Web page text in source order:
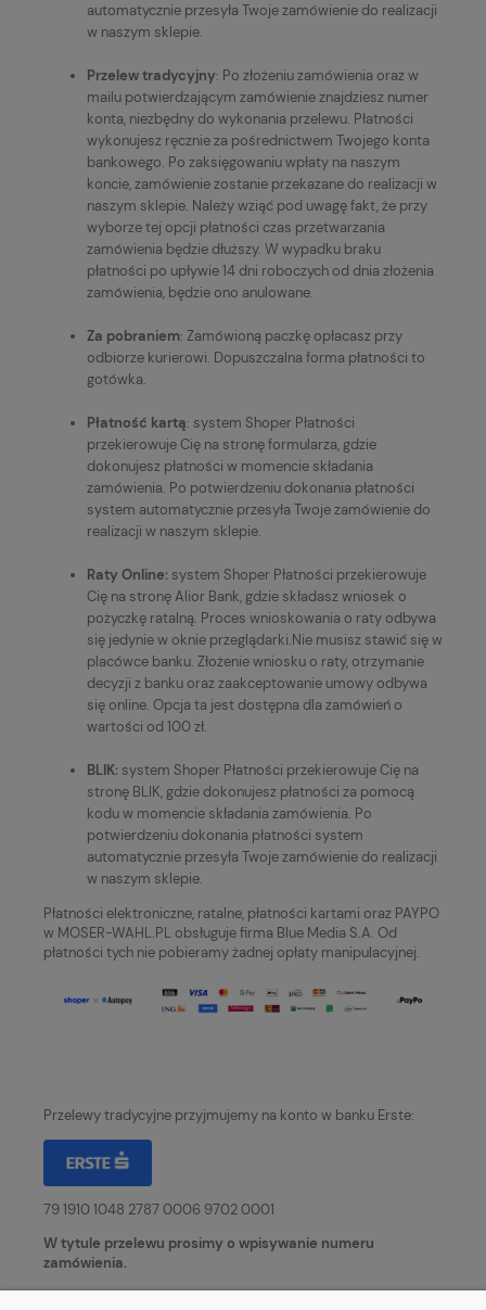
automatycznie przesyła Twoje zamówienie do realizacji
w naszym sklepie.
Przelew tradycyjny: Po złożeniu zamówienia oraz w
mailu potwierdzającym zamówienie znajdziesz numer
konta, niezbędny do wykonania przelewu. Płatności
wykonujesz ręcznie za pośrednictwem Twojego konta
bankowego. Po zaksięgowaniu wpłaty na naszym
koncie, zamówienie zostanie przekazane do realizacji w
naszym sklepie. Należy wziąć pod uwagę fakt, że przy
wyborze tej opcji płatności czas przetwarzania
zamówienia będzie dłuższy. W wypadku braku
płatności po upływie 14 dni roboczych od dnia złożenia
zamówienia, będzie ono anulowane.
Za pobraniem: Zamówioną paczkę opłacasz przy
odbiorze kurierowi. Dopuszczalna forma płatności to
gotówka.
Płatność kartą: system Shoper Płatności
przekierowuje Cię na stronę formularza, gdzie
dokonujesz płatności w momencie składania
zamówienia. Po potwierdzeniu dokonania płatności
system automatycznie przesyła Twoje zamówienie do
realizacji w naszym sklepie.
Raty Online: system Shoper Płatności przekierowuje
Cię na stronę Alior Bank, gdzie składasz wniosek o
pożyczkę ratalną. Proces wnioskowania o raty odbywa
się jedynie w oknie przeglądarki.Nie musisz stawić się w
placówce banku. Złożenie wniosku o raty, otrzymanie
decyzji z banku oraz zaakceptowanie umowy odbywa
się online. Opcja ta jest dostępna dla zamówień o
wartości od 100 zł.
BLIK: system Shoper Płatności przekierowuje Cię na
stronę BLIK, gdzie dokonujesz płatności za pomocą
kodu w momencie składania zamówienia. Po
potwierdzeniu dokonania płatności system
automatycznie przesyła Twoje zamówienie do realizacji
w naszym sklepie.
Płatności elektroniczne, ratalne, płatności kartami oraz PAYPO
w MOSER-WAHL.PL obsługuje firma Blue Media S.A. Od
płatności tych nie pobieramy żadnej opłaty manipulacyjnej.
Przelewy tradycyjne przyjmujemy na konto w banku Erste:
79 1910 1048 2787 0006 9702 0001
W tytule przelewu prosimy o wpisywanie numeru
zamówienia.
W punkcie odbiorów osobistych przy ul. Piaskowej 3 w